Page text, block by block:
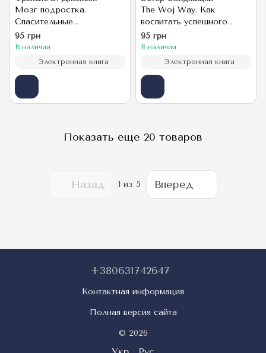
Мозг подростка.
Спасительные
рекомендации
нейробиолога для
родителей тинейджеров
95 грн
В наличии
Электронная книга
The Woj Way. Как
воспитать успешного
человека
95 грн
В наличии
Электронная книга
Показать еще 20 товаров
Назад 1 из 5 Вперед
+380631742647
Контактная информация
Полная версия сайта
© 2026